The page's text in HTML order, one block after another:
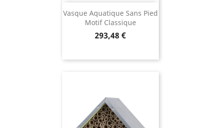
Vasque Aquatique Sans Pied
Motif Classique
Prix
293,48 €